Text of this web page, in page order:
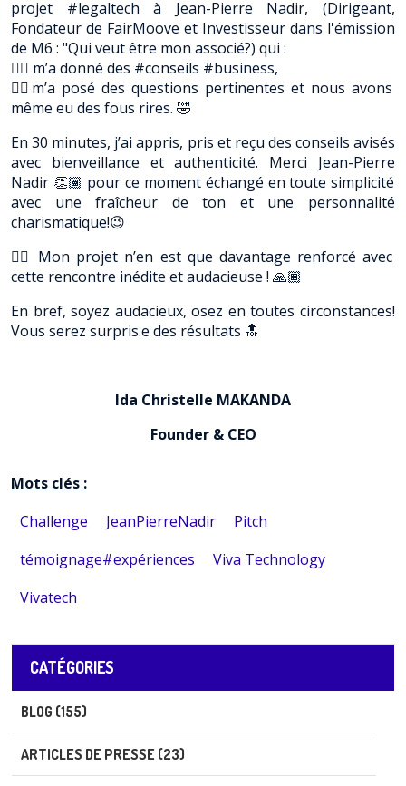
projet #legaltech à Jean-Pierre Nadir, (Dirigeant,
Fondateur de FairMoove et Investisseur dans l'émission
de M6 : "Qui veut être mon associé?) qui :
👉🏼 m’a donné des #conseils #business,
👉🏼m’a posé des questions pertinentes et nous avons
même eu des fous rires. 🤣
En 30 minutes, j’ai appris, pris et reçu des conseils avisés
avec bienveillance et authenticité. Merci Jean-Pierre
Nadir 👏🏾 pour ce moment échangé en toute simplicité
avec une fraîcheur de ton et une personnalité
charismatique!😉
👉🏼 Mon projet n’en est que davantage renforcé avec
cette rencontre inédite et audacieuse ! 🙏🏾
En bref, soyez audacieux, osez en toutes circonstances!
Vous serez surpris.e des résultats 🔝
Ida Christelle MAKANDA
Founder & CEO
Mots clés :
Challenge
JeanPierreNadir
Pitch
témoignage#expériences
Viva Technology
Vivatech
CATÉGORIES
BLOG (155)
ARTICLES DE PRESSE (23)